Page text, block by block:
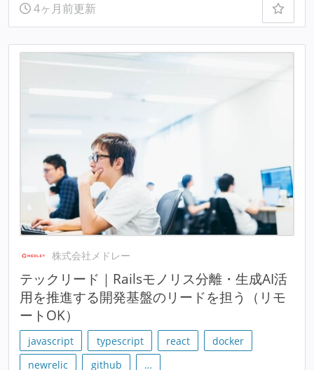
4ヶ月前更新
株式会社メドレー
テックリード｜Railsモノリス分離・生成AI活
用を推進する開発基盤のリードを担う（リモ
ートOK）
javascript typescript react
docker
newrelic
github …